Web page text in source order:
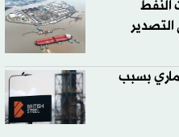
بسبب